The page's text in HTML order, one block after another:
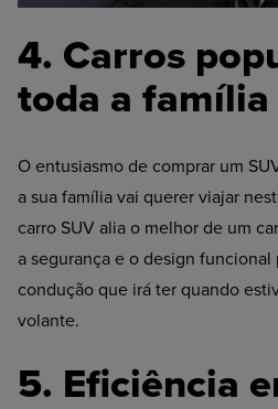
4. Carros
toda a família
O entusiasmo de comprar um
a sua família vai querer viajar
carro SUV alia o melhor de um
a segurança e o design funcional
condução que irá ter quando
volante.
5. Eficiência